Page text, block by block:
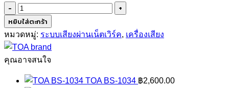
จำนวน
TOA
NX-
100S
ชิ้น
หยิบใส่ตะกร้า
หมวดหมู่: ระบบเสียงผ่านเน็ตเวิร์ค, เครื่องเสียง
คุณอาจสนใจ
TOA BS-1034 ฿2,600.00